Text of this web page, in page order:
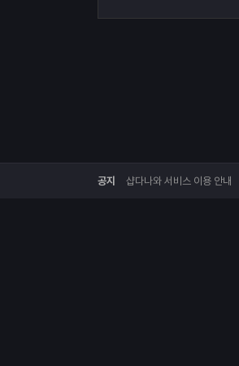
공지 샵다나와 서비스 이용 안내